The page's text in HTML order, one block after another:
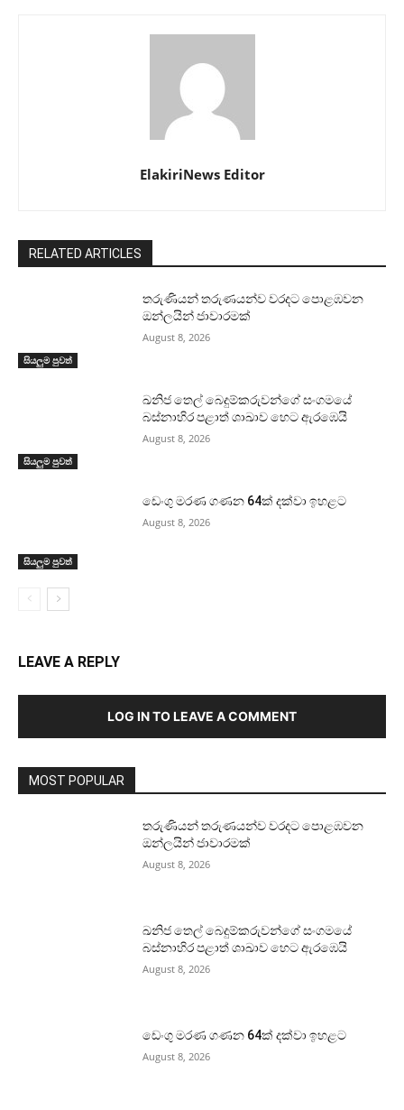
ElakiriNews Editor
RELATED ARTICLES
සියලුම පුවත්
තරුණියන් තරුණයන්ව වරදට පොළඹවන
ඔන්ලයින් ජාවාරමක්
August 8, 2026
සියලුම පුවත්
ඛනිජ තෙල් බෙදුම්කරුවන්ගේ සංගමයේ
බස්නාහිර පළාත් ශාඛාව හෙට ඇරඹෙයි
August 8, 2026
සියලුම පුවත්
ඩෙංගු මරණ ගණන 64ක් දක්වා ඉහළට
August 8, 2026
LEAVE A REPLY
LOG IN TO LEAVE A COMMENT
MOST POPULAR
තරුණියන් තරුණයන්ව වරදට පොළඹවන
ඔන්ලයින් ජාවාරමක්
August 8, 2026
ඛනිජ තෙල් බෙදුම්කරුවන්ගේ සංගමයේ
බස්නාහිර පළාත් ශාඛාව හෙට ඇරඹෙයි
August 8, 2026
ඩෙංගු මරණ ගණන 64ක් දක්වා ඉහළට
August 8, 2026